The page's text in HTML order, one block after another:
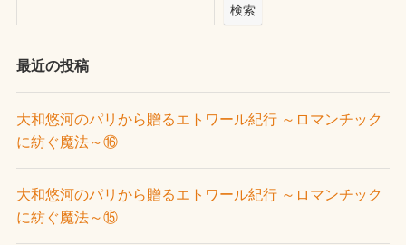
検索
最近の投稿
大和悠河のパリから贈るエトワール紀行 ～ロマンチック
に紡ぐ魔法～⑯
大和悠河のパリから贈るエトワール紀行 ～ロマンチック
に紡ぐ魔法～⑮